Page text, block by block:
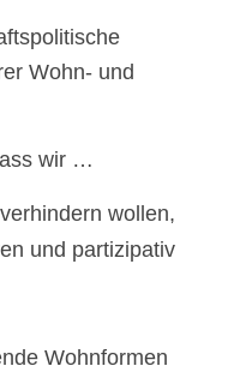
Wohn- und
wir …
wollen,
und partizipativ
Wohnformen